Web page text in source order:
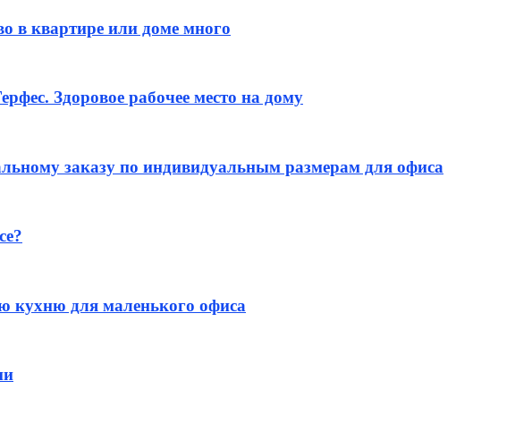
в квартире или доме много
Здоровое рабочее место на дому
заказу по индивидуальным размерам для офиса
кухню для маленького офиса